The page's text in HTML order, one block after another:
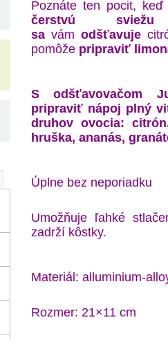
Poznáte ten pocit,
čerstvú sviežu
sa vám odšťavuje
pomôže pripraviť
S odšťavovačom
pripraviť nápoj plný
druhov ovocia:
hruška, ananás,
Úplne bez neporiadku
Umožňuje ľahké
zadrží kôstky.
Materiál: alluminium-
Rozmer: 21×11 cm